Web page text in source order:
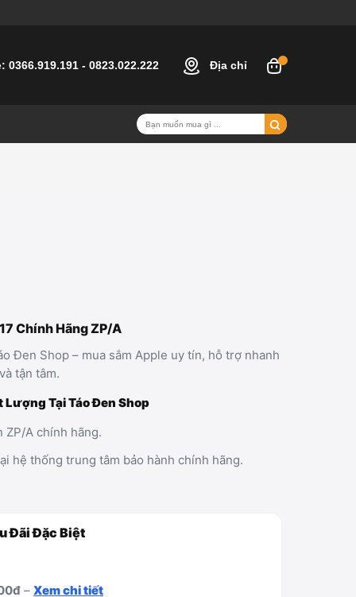
0366.919.191 - 0823.022.222 Địa chỉ
Chính Hãng ZP/A
Đen Shop – mua sắm Apple uy tín, hỗ trợ nhanh
và tận tâm.
Lượng Tại Táo Đen Shop
ZP/A chính hãng.
hệ thống trung tâm bảo hành chính hãng.
Đãi Đặc Biệt
– Xem chi tiết